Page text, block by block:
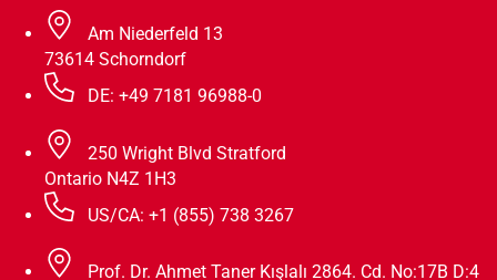
Am Niederfeld 13
73614 Schorndorf
DE: +49 7181 96988-0
250 Wright Blvd Stratford
Ontario N4Z 1H3
US/CA: +1 (855) 738 3267
Prof. Dr. Ahmet Taner Kışlalı 2864. Cd. No:17B D:4